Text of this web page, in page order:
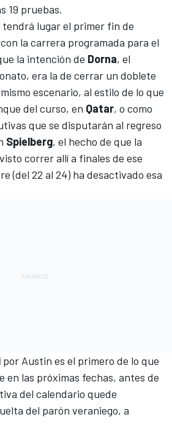
19 pruebas.
tendrá lugar el primer fin de
la carrera programada para el
la intención de Dorna, el
era la de cerrar un doblete
escenario, al estilo de lo que
del curso, en Qatar, o como
que se disputarán al regreso
Spielberg, el hecho de que la
correr allí a finales de ese
(del 22 al 24) ha desactivado esa
por Austin es el primero de lo que
en las próximas fechas, antes de
del calendario quede
del parón veraniego, a